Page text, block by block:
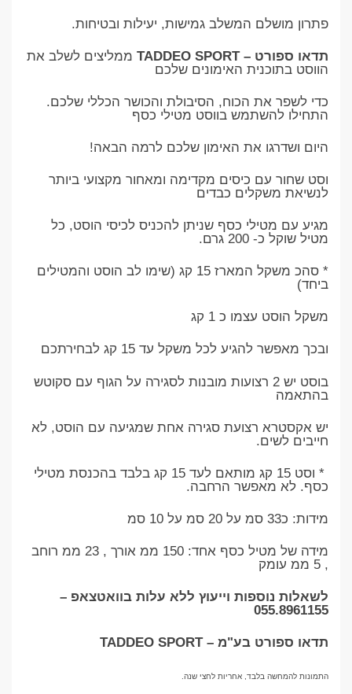
פתרון מושלם המשלב גמישות, יעילות ובטיחות.
תדאו ספורט – TADDEO SPORT
ממליצים לשלב את
הווסט בתוכנית האימונים שלכם
כדי לשפר את הכוח, הסיבולת והכושר הכללי שלכם.
התחילו להשתמש בווסט מטילי כסף
היום ושדרגו את האימון שלכם לרמה הבאה!
וסט שחור עם כיסים מקדימה ומאחור מקצועי ביותר
לנשיאת משקלים כבדים
מגיע עם מטילי כסף שניתן להכניס לכיסי הוסט, כל
מטיל שוקל כ- 200 גרם.
* סהכ משקל המארז 15 קג (שימו לב הוסט והמטילים
ביחד)
משקל הוסט עצמו כ 1 קג
ובכך מאפשר להגיע לכל משקל עד 15 קג לבחירתכם
בוסט יש 2 רצועות מובנות לסגירה על הגוף עם סקוטש
בהתאמה
יש אקסטרא רצועת סגירה אחת שמגיעה עם הוסט, לא
חייבים לשים.
* וסט 15 קג מותאם לעד 15 קג בלבד בהכנסת מטילי
כסף. לא מאפשר הרחבה.
מידות: כ33 סמ על 20 סמ על 10 סמ
מידה של מטיל כסף אחד: 150 ממ אורך , 23 ממ רוחב
, 5 ממ עומק
לשאלות נוספות וייעוץ ללא עלות בוואטצאפ –
055.8961155
תדאו ספורט בע"מ – TADDEO SPORT
התמונות להמחשה בלבד, אחריות לחצי שנה.